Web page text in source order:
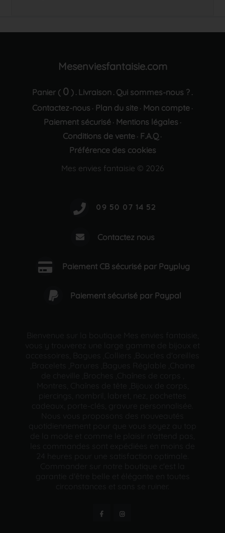
Mesenviesfantaisie.com
Panier ( 0 ) . Livraison . Qui sommes-nous ? .
Contactez-nous · Plan du site· Mon compte·
Paiement sécurisé· Mentions légales ·
Conditions de vente · F.A.Q ·
Préférence des cookies
Mes envies fantaisie © 2026
Contactez nous
Paiement CB sécurisé par Payplug
Paiement sécurisé par Paypal